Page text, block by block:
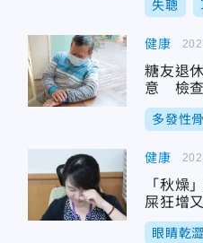
失聰
健康
糖友退
意 檢查
多發性
健康
「秋燥
屎狂增
眼睛乾澀